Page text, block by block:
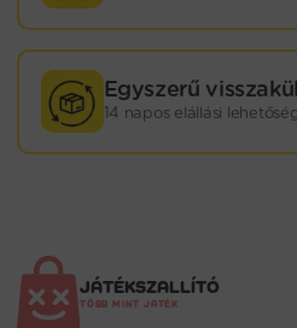
Egyszerű
14 napos elállási lehetőség
JÁTÉKSZALLÍTÓ
TÖBB MINT JÁTÉK